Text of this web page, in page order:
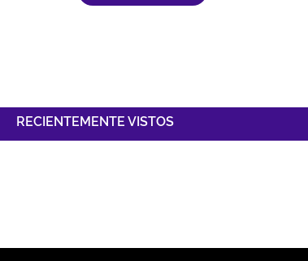
RECIENTEMENTE VISTOS